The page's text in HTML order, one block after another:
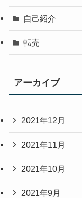
自己紹介
転売
アーカイブ
2021年12月
2021年11月
2021年10月
2021年9月